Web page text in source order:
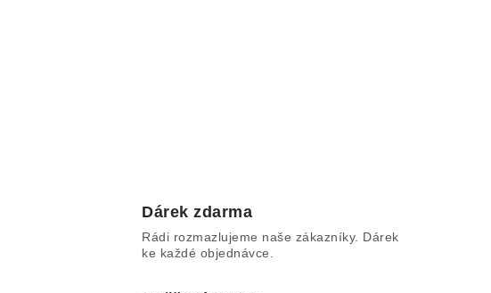
Dárek zdarma
Rádi rozmazlujeme naše zákazníky. Dárek
ke každé objednávce.